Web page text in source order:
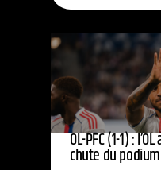
OL-PFC (1-1) :
chute du podium